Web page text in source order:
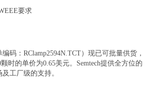
要求
编码：RClamp2594N.TCT）现已可批量供货，
时的单价为0.65美元。Semtech提供全方位的
工厂级的支持。